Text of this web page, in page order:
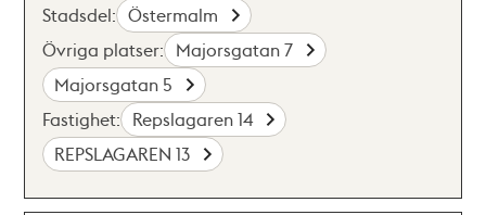
Stadsdel: Östermalm
Övriga platser: Majorsgatan 7
Majorsgatan 5
Fastighet: Repslagaren 14
REPSLAGAREN 13